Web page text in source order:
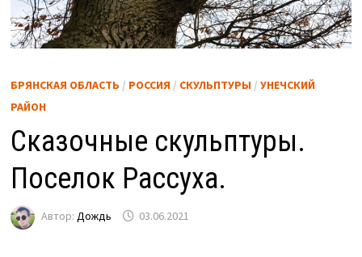
БРЯНСКАЯ ОБЛАСТЬ / РОССИЯ / СКУЛЬПТУРЫ / УНЕЧСКИЙ
РАЙОН
Сказочные скульптуры.
Поселок Рассуха.
Автор: Дождь 03.06.2021